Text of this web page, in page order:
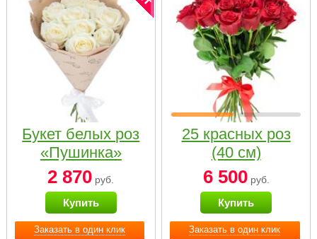
Заказать в один клик
Букет белых роз
«Пушинка»
2 870 руб.
Купить
Заказать в один клик
25 красных роз
(40 см)
6 500руб.
Купить